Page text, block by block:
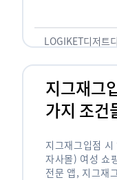
LOGIKET디저트
지그재그
가지 조
지그재그입점
자사몰) 여성 쇼
전문 앱, 지그재